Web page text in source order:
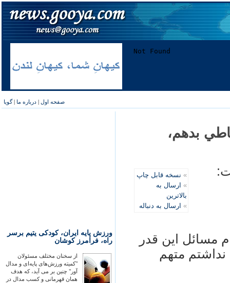
صفحه اول | درباره ما |گویا
ورزش پايه ايران، کودکی يتيم برسر
راه، فرامرز کوشان
از سخنان مختلف مسئولان
"کميته ورزش‌های پايه‌ای و مدال
آور" چنين بر می آيد، که هدف
همان قهرمانی و کسب مدال در
بدهم،
» نسخه قابل چاپ
» ارسال به
بالاترین
» ارسال به دنباله
مسائل اين قدر
متهم